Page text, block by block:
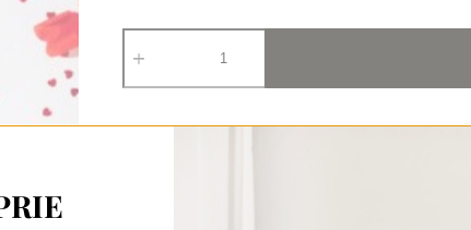
produkto
kiekis:
piniginė